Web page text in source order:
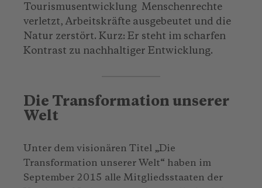
Tourismusentwicklung Menschenrechte
verletzt, Arbeitskräfte ausgebeutet und die
Natur zerstört. Kurz: Er steht im scharfen
Kontrast zu nachhaltiger Entwicklung.
Die Transformation unserer
Welt
Unter dem visionären Titel „Die
Transformation unserer Welt“ haben im
September 2015 alle Mitgliedsstaaten der